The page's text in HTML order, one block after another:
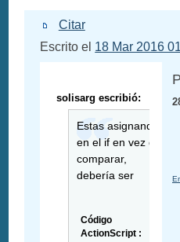
Citar
Escrito el 18 Mar 2016
solisarg escribió:
Estas asignando
en el if en vez de
comparar,
debería ser
Código
ActionScript :